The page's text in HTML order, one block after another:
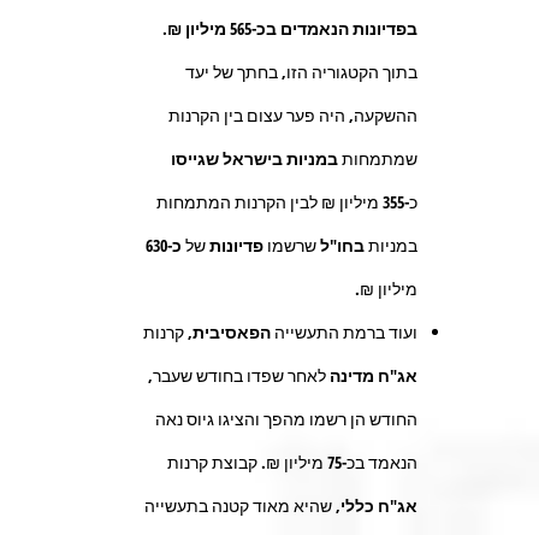
בפדיונות הנאמדים בכ-565 מיליון ₪.
בתוך הקטגוריה הזו, בחתך של יעד
ההשקעה, היה פער עצום בין הקרנות
שמתמחותבמניותבישראל שגייסו
כ-355 מיליון ₪ לבין הקרנות המתמחות
במניותבחו"לשרשמו פדיונותשל כ-630
מיליון ₪.
ועוד ברמת התעשייה הפאסיבית, קרנות
אג"ח מדינה לאחר שפדו בחודש שעבר,
החודש הן רשמו מהפך והציגו גיוס נאה
הנאמד בכ-75 מיליון ₪. קבוצת קרנות
אג"ח כללי, שהיא מאוד קטנה בתעשייה